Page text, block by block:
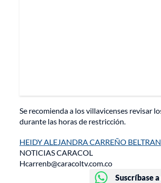
Se recomienda a los villavicenses revisar
durante las horas de restricción.
HEIDY ALEJANDRA CARREÑO BELTRAN
NOTICIAS CARACOL
Hcarrenb@caracoltv.com.co
Suscríbase